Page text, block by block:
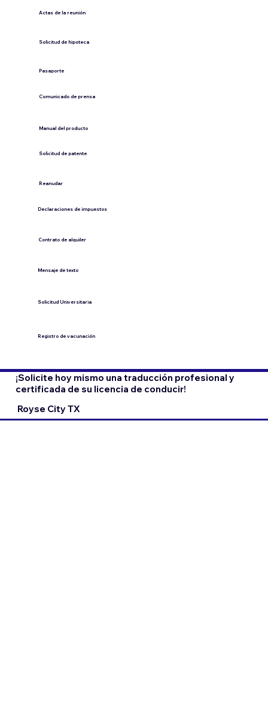
Actas de la reunión
Solicitud de hipoteca
Pasaporte
Comunicado de prensa
​Manual del producto
​Solicitud de patente
Contrato de alquiler
​Reanudar
Declaraciones de impuestos
​Mensaje de texto
​Solicitud Universitaria
Registro de vacunación
¡Solicite hoy mismo una traducción profesional y
certificada de su licencia de conducir!
Royse City TX